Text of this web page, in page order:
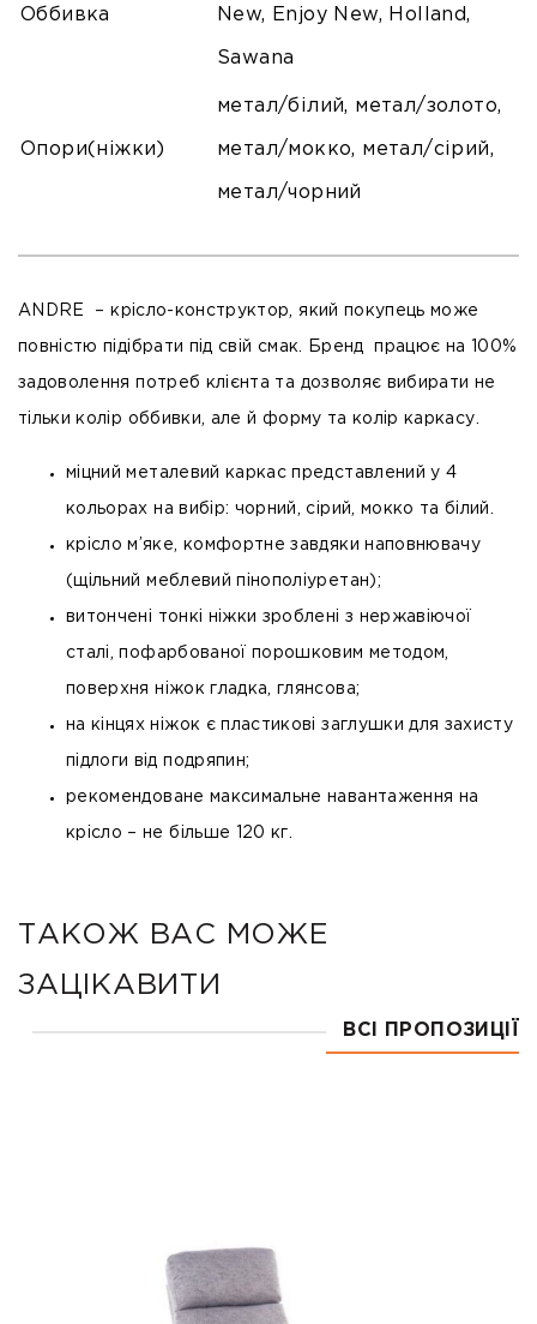
Оббивка New, Enjoy New, Holland,
Sawana
Опори(ніжки)
метал/білий, метал/золото,
метал/мокко, метал/сірий,
метал/чорний
ANDRE – крісло-конструктор, який покупець може
повністю підібрати під свій смак. Бренд працює на 100%
задоволення потреб клієнта та дозволяє вибирати не
тільки колір оббивки, але й форму та колір каркасу.
міцний металевий каркас представлений у 4
кольорах на вибір: чорний, сірий, мокко та білий.
крісло м’яке, комфортне завдяки наповнювачу
(щільний меблевий пінополіуретан);
витончені тонкі ніжки зроблені з нержавіючої
сталі, пофарбованої порошковим методом,
поверхня ніжок гладка, глянсова;
на кінцях ніжок є пластикові заглушки для захисту
підлоги від подряпин;
рекомендоване максимальне навантаження на
крісло – не більше 120 кг.
ТАКОЖ ВАС МОЖЕ
ЗАЦІКАВИТИ
ВСІ ПРОПОЗИЦІЇ